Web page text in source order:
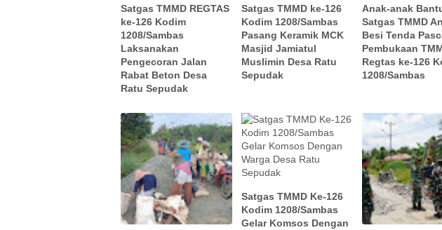
Satgas TMMD REGTAS
ke-126 Kodim
1208/Sambas
Laksanakan
Pengecoran Jalan
Rabat Beton Desa
Ratu Sepudak
Satgas TMMD ke-126
Kodim 1208/Sambas
Pasang Keramik MCK
Masjid Jamiatul
Muslimin Desa Ratu
Sepudak
Anak-anak
Satgas TMMD
Besi Tenda
Pembukaan
Regtas ke-126
1208/Sambas
Satgas TMMD Ke-126
Kodim 1208/Sambas
Gelar Komsos Dengan